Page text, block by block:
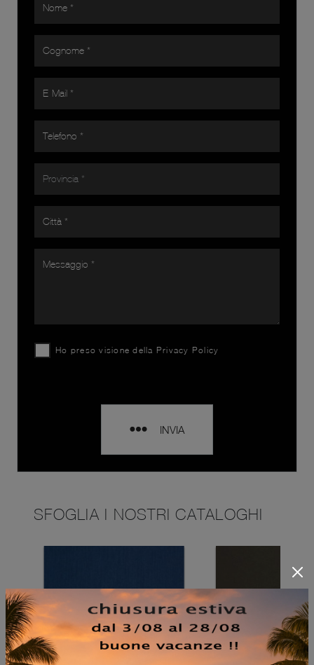
Ho preso visione della Privacy Policy
INVIA
SFOGLIA I NOSTRI CATALOGHI